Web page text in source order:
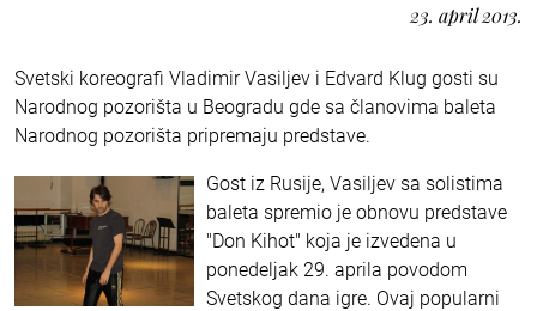
23. april 2013.
Svetski koreografi Vladimir Vasiljev i Edvard Klug gosti su
Narodnog pozorišta u Beogradu gde sa članovima baleta
Narodnog pozorišta pripremaju predstave.
Gost iz Rusije, Vasiljev sa solistima
baleta spremio je obnovu predstave
"Don Kihot" koja je izvedena u
ponedeljak 29. aprila povodom
Svetskog dana igre. Ovaj popularni